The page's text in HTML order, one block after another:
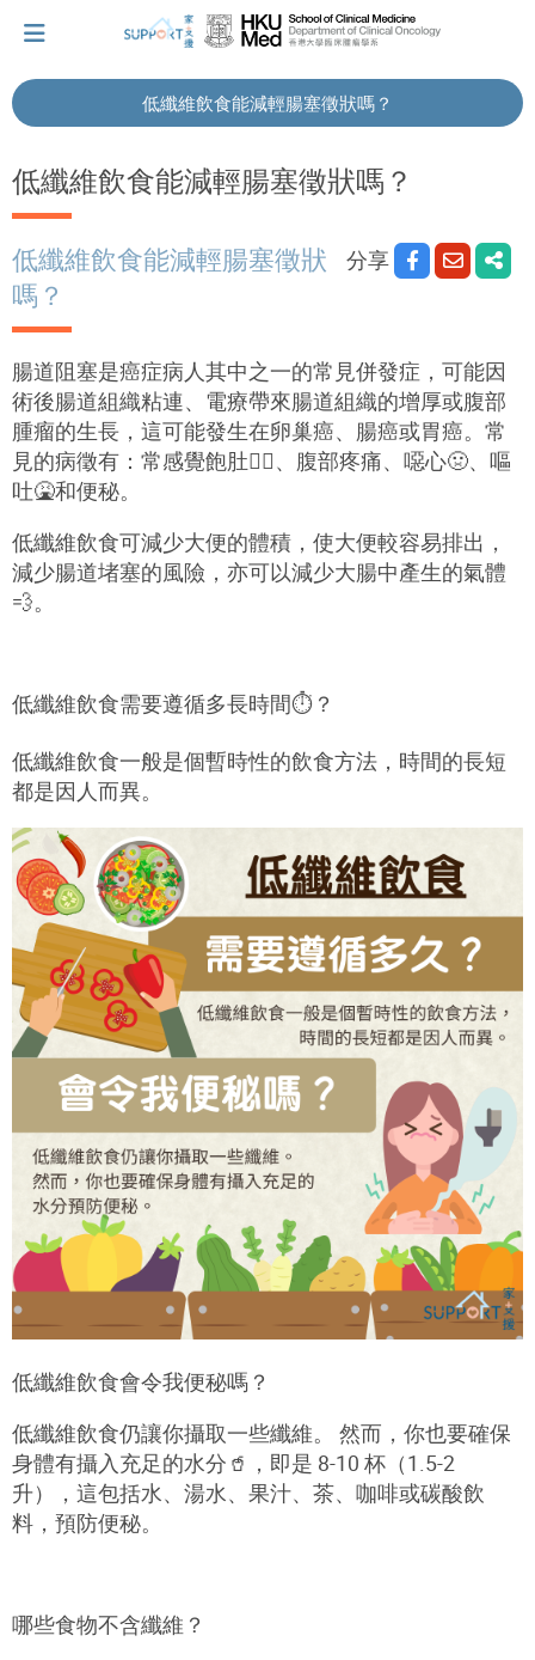
讓我們與你並肩而行。
擁抱每刻，留住這愛。
輕鬆一下，充下電啦！
小貼士‧「家」資源
低纖維飲食能減輕腸塞徵狀嗎？
低纖維飲食能減輕腸塞徵狀嗎？
分享
低纖維飲食能減輕腸塞徵狀
嗎？
腸道阻塞是癌症病人其中之一的常見併發症，可能因
術後腸道組織粘連、電療帶來腸道組織的增厚或腹部
腫瘤的生長，這可能發生在卵巢癌、腸癌或胃癌。常
見的病徵有：常感覺飽肚😵、腹部疼痛、噁心🤢、嘔
吐🤮和便秘。
低纖維飲食可減少大便的體積，使大便較容易排出，
減少腸道堵塞的風險，亦可以減少大腸中產生的氣體
💨。
低纖維飲食需要遵循多長時間⏱️ ？
低纖維飲食一般是個暫時性的飲食方法，時間的長短
都是因人而異。
低纖維飲食會令我便秘嗎？
低纖維飲食仍讓你攝取一些纖維。 然而，你也要確保
身體有攝入充足的水分 🥤 ，即是 8-10 杯（1.5-2
升），這包括水、湯水、果汁、茶、咖啡或碳酸飲
料，預防便秘。
哪些食物不含纖維？